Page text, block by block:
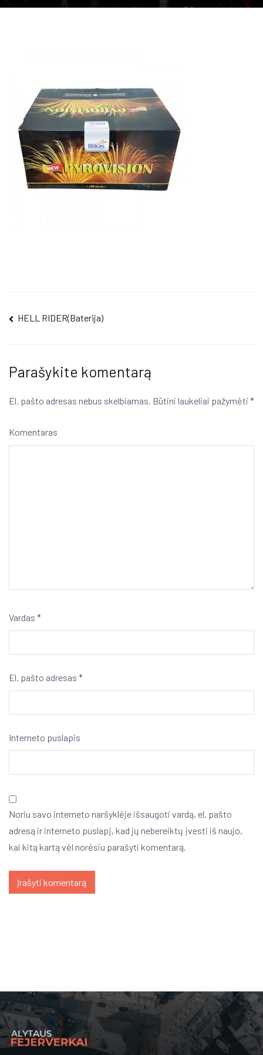
Navigacija
įrašų
HELL RIDER(Baterija)
Parašykite komentarą
El. pašto adresas nebus skelbiamas. Būtini laukeliai pažymėti *
Komentaras
Vardas *
El. pašto adresas *
Interneto puslapis
Noriu savo interneto naršyklėje išsaugoti vardą, el. pašto
adresą ir interneto puslapį, kad jų nebereiktų įvesti iš naujo,
kai kitą kartą vėl norėsiu parašyti komentarą.